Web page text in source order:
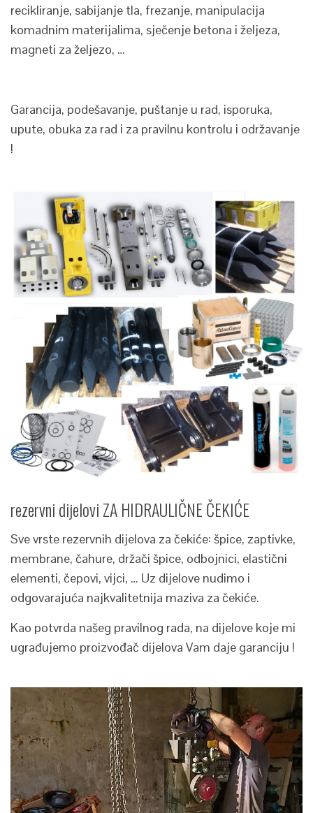
recikliranje, sabijanje tla, frezanje, manipulacija
komadnim materijalima, sječenje betona i željeza,
magneti za željezo, …
Garancija, podešavanje, puštanje u rad, isporuka,
upute, obuka za rad i za pravilnu kontrolu i održavanje
!
rezervni dijelovi ZA HIDRAULIČNE ČEKIĆE
Sve vrste rezervnih dijelova za čekiće: špice, zaptivke,
membrane, čahure, držači špice, odbojnici, elastični
elementi, čepovi, vijci, … Uz dijelove nudimo i
odgovarajuća najkvalitetnija maziva za čekiće.
Kao potvrda našeg pravilnog rada, na dijelove koje mi
ugrađujemo proizvođač dijelova Vam daje garanciju !